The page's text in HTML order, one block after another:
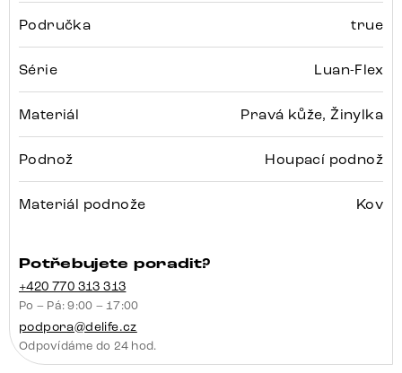
Područka true
Série Luan-Flex
Materiál Pravá kůže, Žinylka
Podnož Houpací podnož
Materiál podnože Kov
Potřebujete poradit?
+420 770 313 313
Po – Pá: 9:00 – 17:00
podpora@delife.cz
Odpovídáme do 24 hod.